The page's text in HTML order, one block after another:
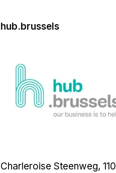
hub.brussels
Charleroise Steenweg, 110